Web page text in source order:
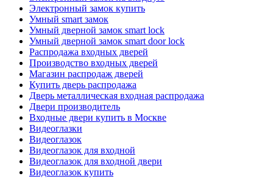
Электронный замок купить
Умный smart замок
Умный дверной замок smart lock
Умный дверной замок smart door lock
Распродажа входных дверей
Производство входных дверей
Магазин распродаж дверей
Купить дверь распродажа
Дверь металлическая входная распродажа
Двери производитель
Входные двери купить в Москве
Видеоглазки
Видеоглазок
Видеоглазок для входной
Видеоглазок для входной двери
Видеоглазок купить